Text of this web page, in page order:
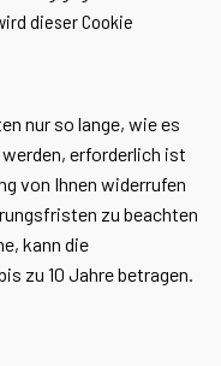
dieser Cookie
nur so lange, wie es
erforderlich ist
von Ihnen widerrufen
zu beachten
kann die
zu 10 Jahre betragen.